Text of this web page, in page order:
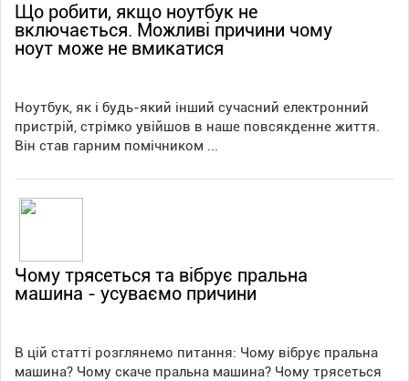
Що робити, якщо ноутбук не
включається. Можливі причини чому
ноут може не вмикатися
Ноутбук, як і будь-який інший сучасний електронний
пристрій, стрімко увійшов в наше повсякденне життя.
Він став гарним помічником ...
Чому трясеться та вібрує пральна
машина - усуваємо причини
В цій статті розглянемо питання: Чому вібрує пральна
машина? Чому скаче пральна машина? Чому трясеться